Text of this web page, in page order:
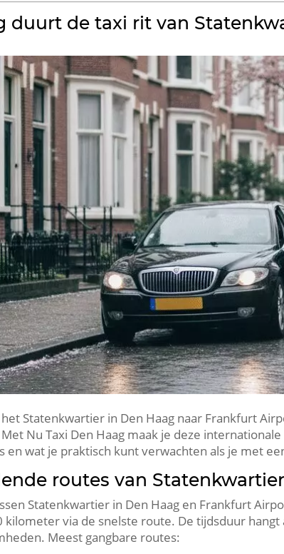
duurt de taxi rit van
Statenkwartier in Den Haag naar Frankfurt
Nu Taxi Den Haag maak je deze
en wat je praktisch kunt verwachten als je met
routes van
Statenkwartier in Den Haag en Frankfurt
kilometer via de snelste route. De tijdsduur
Meest gangbare routes: